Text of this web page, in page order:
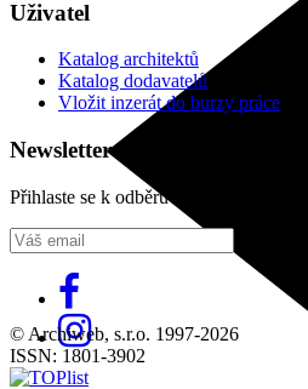
Uživatel
Katalog architektů
Katalog dodavatelů
Vložit inzerát do burzy práce
Newsletter
Přihlaste se k odběru našeho
© Archiweb, s.r.o. 1997-2026
ISSN: 1801-3902